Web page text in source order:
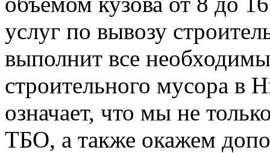
услуг по вывозу
выполнит все
строительного мусора в
означает, что мы не
ТБО, а также окажем